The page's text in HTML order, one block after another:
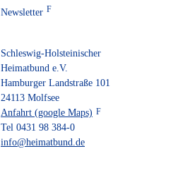
Newsletter
Schleswig-Holsteinischer
Heimatbund e.V.
Hamburger Landstraße 101
24113 Molfsee
Anfahrt (google Maps)
Tel 0431 98 384-0
info@heimatbund.de